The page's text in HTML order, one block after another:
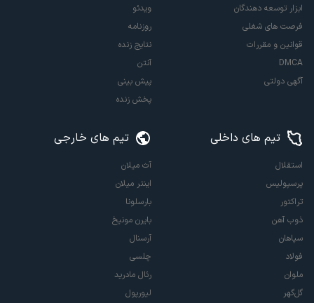
ابزار توسعه دهندگان
فرصت های شغلی
قوانین و مقررات
DMCA
آگهی دولتی
ویدئو
روزنامه
نتایج زنده
آنتن
پیش بینی
پخش زنده
تیم های داخلی
استقلال
پرسپولیس
تراکتور
ذوب آهن
سپاهان
فولاد
ملوان
گل‌گهر
تیم های خارجی
آث میلان
اینتر میلان
بارسلونا
بایرن مونیخ
آرسنال
چلسی
رئال مادرید
لیورپول